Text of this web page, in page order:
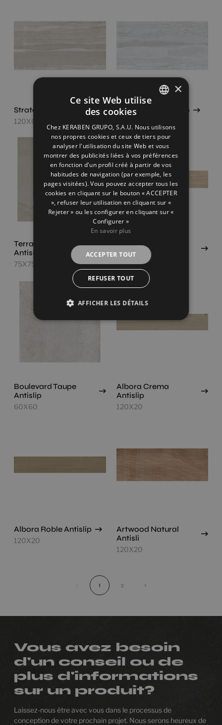
Strata Beige Antislip
120X60
Strata Light Antislip
Terranova Crema
Antislip
75X75
Wewood Roble
Antislip
150X24,8
Boulevard Taupe
Antislip
60X60
Albora Crema
Antislip
120X20
Albora Roble Antislip
120X20
Artwood Natural
Antisli
120X20
1 2 ›
Vous avez besoin
d'un conseil ou de
plus d'informations
sur un produit?
Laissez-nous être avec vous dans le processus de
conception de votre prochain projet. Nous serons heureux de
FRENCH
GERMAN
×
Ce site Web utilise
des cookies
Chez KERABEN GRUPO, S.A.U. Nous utilisons
nos propres cookies et ceux de tiers pour
analyser l'utilisation du site Web et vous
montrer des publicités liées à vos préférences
en fonction d'un profil créé à partir de vos
habitudes de navigation (par exemple, les
pages visitées). Vous pouvez accepter tous les
cookies en cliquant sur le bouton « ACCEPTER
», refuser leur utilisation en cliquant sur «
Rejeter » ou les configurer en cliquant sur «
Configurer »
En savoir plus
ACCEPTER TOUT
REFUSER TOUT
AFFICHER LES DÉTAILS